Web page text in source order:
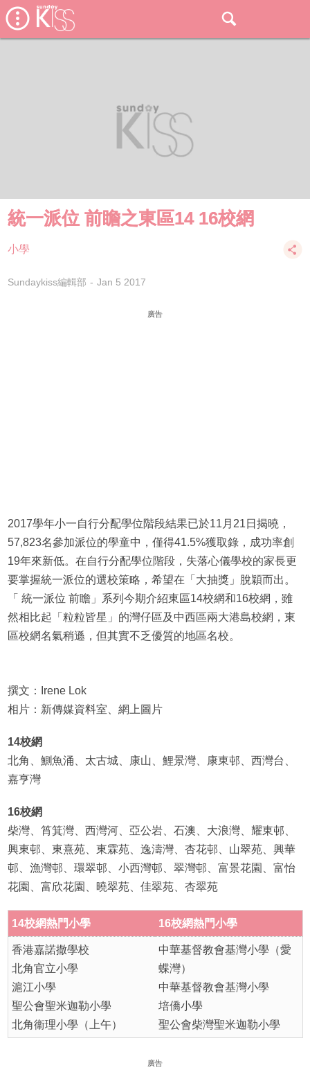
統一派位 前瞻之東區14 16校網
小學
Sundaykiss編輯部 Jan 5 2017
廣告
2017學年小一自行分配學位階段結果已於11月21日揭曉，
57,823名參加派位的學童中，僅得41.5%獲取錄，成功率創
19年來新低。在自行分配學位階段，失落心儀學校的家長更
要掌握統一派位的選校策略，希望在「大抽獎」脫穎而出。
「 統一派位 前瞻」系列今期介紹東區14校網和16校網，雖
然相比起「粒粒皆星」的灣仔區及中西區兩大港島校網，東
區校網名氣稍遜，但其實不乏優質的地區名校。
撰文：Irene Lok
相片：新傳媒資料室、網上圖片
14校網
北角、鰂魚涌、太古城、康山、鯉景灣、康東邨、西灣台、
嘉亨灣
16校網
柴灣、筲箕灣、西灣河、亞公岩、石澳、大浪灣、耀東邨、
興東邨、東熹苑、東霖苑、逸濤灣、杏花邨、山翠苑、興華
邨、漁灣邨、環翠邨、小西灣邨、翠灣邨、富景花園、富怡
花園、富欣花園、曉翠苑、佳翠苑、杏翠苑
14校網熱門小學 16校網熱門小學
香港嘉諾撒學校
北角官立小學
滬江小學
聖公會聖米迦勒小學
北角衞理小學（上午）
中華基督教會基灣小學（愛
蝶灣）
中華基督教會基灣小學
培僑小學
聖公會柴灣聖米迦勒小學
廣告